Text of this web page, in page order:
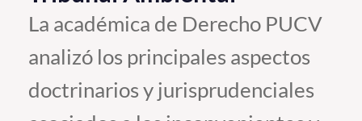
Vinculación con el Medio
Admisión
La académica de Derecho PUCV
analizó los principales aspectos
doctrinarios y jurisprudenciales